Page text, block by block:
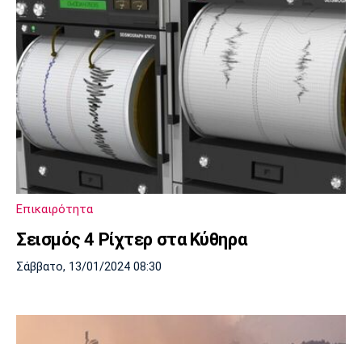
Μπορούσια
Ντόρτμουντ
Παρί Σεν
Ζερμέν
Μαρσέιγ
Μονακό
Ερυθρός
Αστέρας
Τότεναμ
Πόρτο Μπενφίκα
Επικαιρότητα
Σεισμός 4 Ρίχτερ στα Κύθηρα
Σάββατο, 13/01/2024 08:30